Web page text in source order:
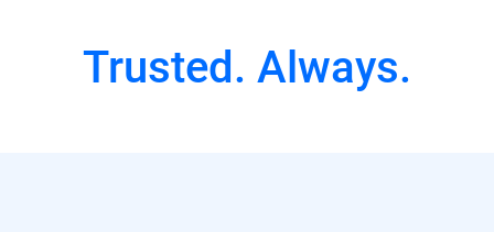
Trusted. Always.